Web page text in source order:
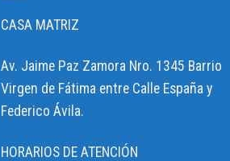
CASA MATRIZ
Av. Jaime Paz Zamora Nro. 1345 Barrio
Virgen de Fátima entre Calle España y
Federico Ávila.
HORARIOS DE ATENCIÓN